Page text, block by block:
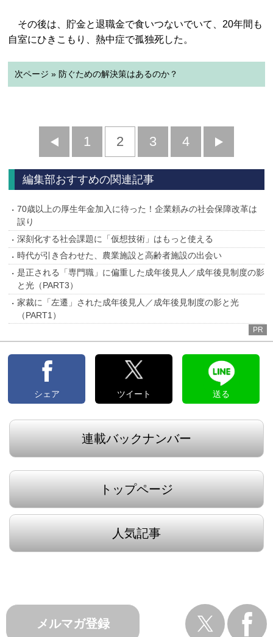
その後は、貯金と退職金で食いつないでいて、20年間も
自室にひきこもり、熱中症で孤独死した。
次ページ » 防ぐための解決策はあるのか？
前
へ
1 2 3 4
へ
編集部おすすめの関連記事
70歳以上の厚生年金加入に待った！企業頼みの社会保障改革は
誤り
深刻化する社会課題に「仮想技術」はもっと使える
時代が引き合わせた、農業施設と高齢者施設の出会い
是正される「専門職」に偏重した成年後見人／成年後見制度の影
と光（PART3）
家裁に「左遷」された成年後見人／成年後見制度の影と光
（PART1）
PR
シェア ツイート 送る
連載バックナンバー
トップページ
人気記事
メルマガ登録